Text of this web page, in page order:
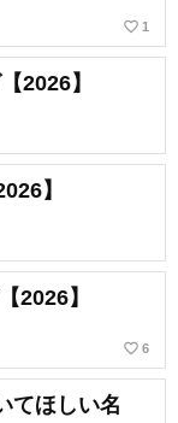
favorite_border 1
2026】
】
2026】
favorite_border 6
てほしい名